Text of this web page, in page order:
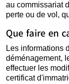
au commissariat
perte ou de vol,
Que faire en
Les informations
déménagement,
effectuer les
certificat